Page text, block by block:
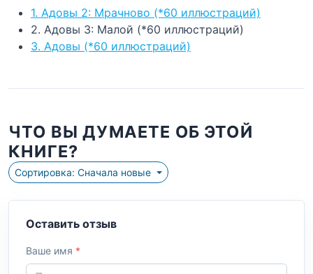
1. Адовы 2: Мрачново (*60 иллюстраций)
2. Адовы 3: Малой (*60 иллюстраций)
3. Адовы (*60 иллюстраций)
ЧТО ВЫ ДУМАЕТЕ ОБ ЭТОЙ
КНИГЕ?
Сортировка: Сначала новые
Оставить отзыв
Ваше имя *